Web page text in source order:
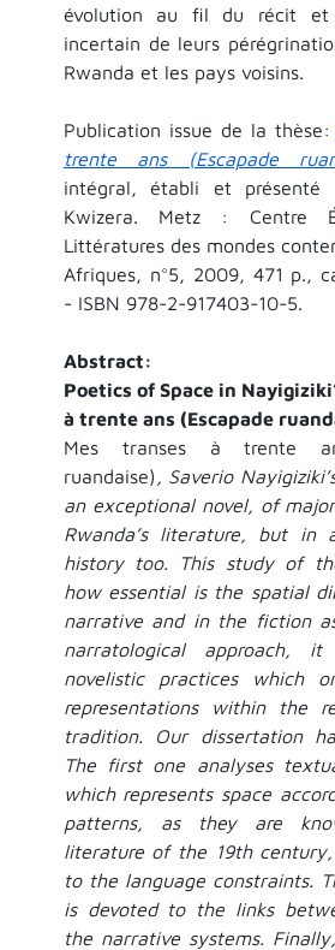
évolution au fil du récit et
incertain de leurs
Rwanda et les pays voisins.
Publication issue de la thèse:
trente ans (Escapade
intégral, établi et présenté
Kwizera. Metz : Centre
Littératures des mondes
Afriques, n°5, 2009, 471 p.,
- ISBN 978-2-917403-10-5.
Abstract:
Poetics of Space in
à trente ans (Escapade
Mes transes à trente
ruandaise) , Saverio
an exceptional novel, of
Rwanda’s literature, but in
history too. This study of
how essential is the spatial
narrative and in the fiction
narratological approach,
novelistic practices which
representations within the
tradition. Our dissertation
The first one analyses
which represents space
patterns, as they are
literature of the 19th
to the language constraints.
is devoted to the links
the narrative systems.